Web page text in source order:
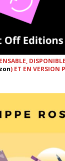
) ET EN VERSION